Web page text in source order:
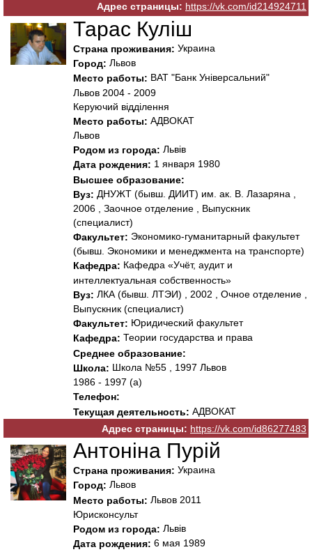
Адрес страницы: https://vk.com/id214924711
Тарас Куліш
Страна проживания: Украина
Город: Львов
Место работы: ВАТ "Банк Універсальний"
Львов 2004 - 2009
Керуючий відділення
Место работы: АДВОКАТ
Львов
Родом из города: Львів
Дата рождения: 1 января 1980
Высшее образование:
Вуз: ДНУЖТ (бывш. ДИИТ) им. ак. В. Лазаряна ,
2006 , Заочное отделение , Выпускник
(специалист)
Факультет: Экономико-гуманитарный факультет
(бывш. Экономики и менеджмента на транспорте)
Кафедра: Кафедра «Учёт, аудит и
интеллектуальная собственность»
Вуз: ЛКА (бывш. ЛТЭИ) , 2002 , Очное отделение ,
Выпускник (специалист)
Факультет: Юридический факультет
Кафедра: Теории государства и права
Среднее образование:
Школа: Школа №55 , 1997 Львов
1986 - 1997 (а)
Телефон:
Текущая деятельность: АДВОКАТ
Адрес страницы: https://vk.com/id86277483
Антоніна Пурій
Страна проживания: Украина
Город: Львов
Место работы: Львов 2011
Юрисконсульт
Родом из города: Львів
Дата рождения: 6 мая 1989